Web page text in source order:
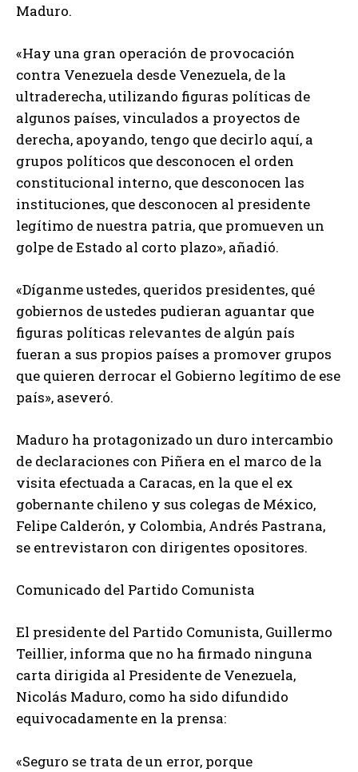
Maduro.
«Hay una gran operación de provocación
contra Venezuela desde Venezuela, de la
ultraderecha, utilizando figuras políticas de
algunos países, vinculados a proyectos de
derecha, apoyando, tengo que decirlo aquí, a
grupos políticos que desconocen el orden
constitucional interno, que desconocen las
instituciones, que desconocen al presidente
legítimo de nuestra patria, que promueven un
golpe de Estado al corto plazo», añadió.
«Díganme ustedes, queridos presidentes, qué
gobiernos de ustedes pudieran aguantar que
figuras políticas relevantes de algún país
fueran a sus propios países a promover grupos
que quieren derrocar el Gobierno legítimo de ese
país», aseveró.
Maduro ha protagonizado un duro intercambio
de declaraciones con Piñera en el marco de la
visita efectuada a Caracas, en la que el ex
gobernante chileno y sus colegas de México,
Felipe Calderón, y Colombia, Andrés Pastrana,
se entrevistaron con dirigentes opositores.
Comunicado del Partido Comunista
El presidente del Partido Comunista, Guillermo
Teillier, informa que no ha firmado ninguna
carta dirigida al Presidente de Venezuela,
Nicolás Maduro, como ha sido difundido
equivocadamente en la prensa:
«Seguro se trata de un error, porque